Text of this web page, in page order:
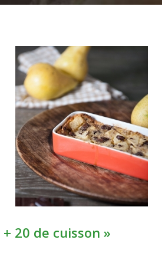
+ 20 de cuisson »